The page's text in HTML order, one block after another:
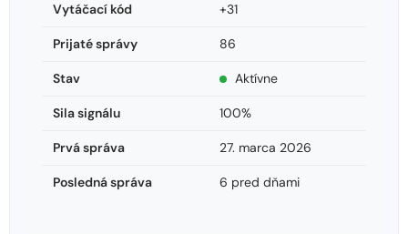
Vytáčací kód +31
Prijaté správy 86
Stav Aktívne
Sila signálu 100%
Prvá správa 27. marca 2026
Posledná správa 6 pred dňami